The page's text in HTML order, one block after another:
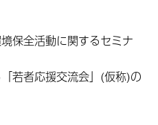
保全活動に関するセミナ
若者応援交流会」(仮称)の